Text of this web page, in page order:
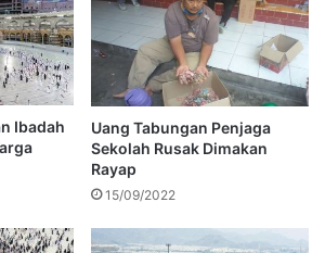
Ibadah
Uang Tabungan Penjaga
Sekolah Rusak Dimakan
Rayap
15/09/2022